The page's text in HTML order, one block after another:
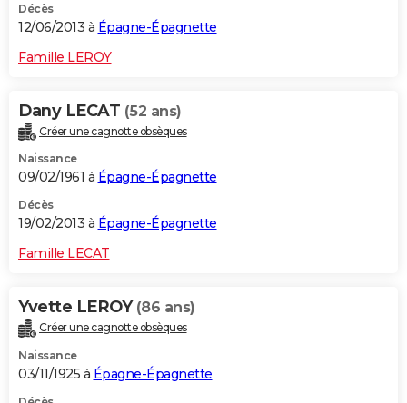
Décès
12/06/2013 à Épagne-Épagnette
Famille LEROY
Dany LECAT (52 ans)
Créer une cagnotte obsèques
Naissance
09/02/1961 à Épagne-Épagnette
Décès
19/02/2013 à Épagne-Épagnette
Famille LECAT
Yvette LEROY (86 ans)
Créer une cagnotte obsèques
Naissance
03/11/1925 à Épagne-Épagnette